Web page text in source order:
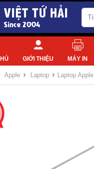
VIỆT TỨ HẢI
Since 2004
GIỚI THIỆU MÁY IN
Apple › Laptop › Laptop Apple